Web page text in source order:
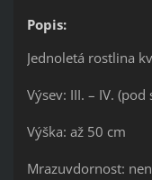
Popis:
Jednoletá rostlina
Výsev: III. – IV.
Výška: až 50 cm
Mrazuvdornost: